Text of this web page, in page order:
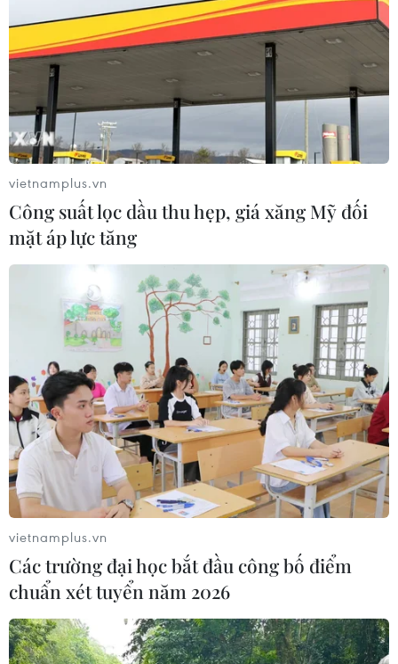
vietnamplus.vn
Công suất lọc dầu thu hẹp, giá xăng Mỹ đối
mặt áp lực tăng
vietnamplus.vn
Các trường đại học bắt đầu công bố điểm
chuẩn xét tuyển năm 2026